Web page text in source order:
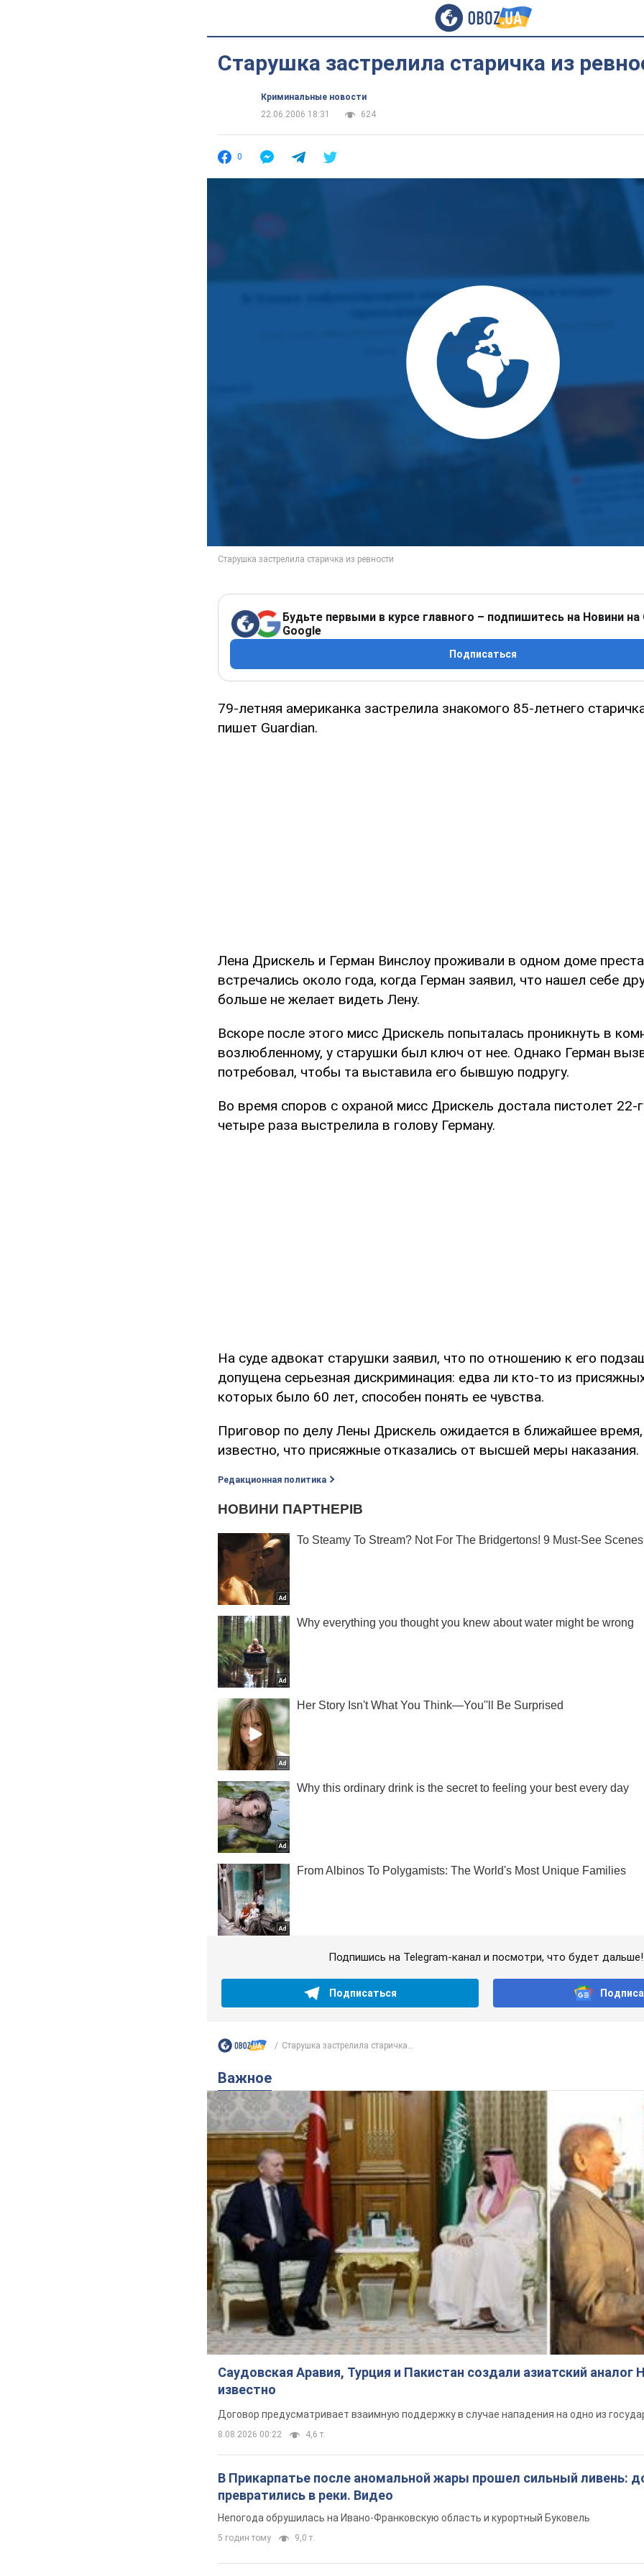
Старушка застрелила старичка из
Криминальные новости
22.06.2006 18:31
624
0
Будьте первыми в курсе главного – подпишитесь на Новини на
Google
Подписаться
79-летняя американка застрелила знакомого 85-летнего
пишет Guardian.
Лена Дрискель и Герман Винслоу проживали в одном доме
встречались около года, когда Герман заявил, что нашел себе
больше не желает видеть Лену.
Вскоре после этого мисс Дрискель попыталась проникнуть в
возлюбленному, у старушки был ключ от нее. Однако Герман
потребовал, чтобы та выставила его бывшую подругу.
Во время споров с охраной мисс Дрискель достала пистолет 22-
четыре раза выстрелила в голову Герману.
На суде адвокат старушки заявил, что по отношению к его
допущена серьезная дискриминация: едва ли кто-то из
которых было 60 лет, способен понять ее чувства.
Приговор по делу Лены Дрискель ожидается в ближайшее
известно, что присяжные отказались от высшей меры наказания.
Редакционная политика
Подпишись на Telegram-канал и посмотри, что будет дальше!
Подписаться
Старушка застрелила старичка...
Важное
Саудовская Аравия, Турция и Пакистан создали азиатский аналог
известно
Договор предусматривает взаимную поддержку в случае нападения на одно из
8.08.2026 00:22 4,6 т.
В Прикарпатье после аномальной жары прошел сильный ливень:
превратились в реки. Видео
Непогода обрушилась на Ивано-Франковскую область и курортный Буковель
5 годин тому 9,0 т.